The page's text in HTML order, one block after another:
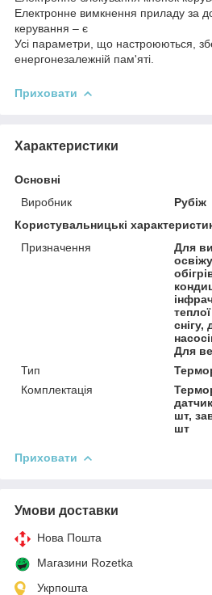
Електронне вимкнення приладу за
керування – є
Усі параметри, що настроюються,
енергонезалежній пам'яті.
Приховати
Характеристики
Основні
Виробник
Рубіж
Користувальницькі
Призначення
Для
Для
Тип
Комплектація
шт,
шт
Приховати
Умови доставки
Нова Пошта
Магазини Rozetka
Укрпошта